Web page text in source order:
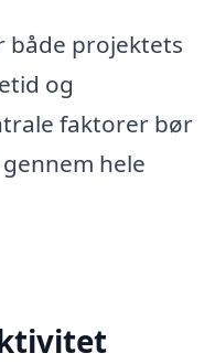
både projektets
og
faktorer bør
hele